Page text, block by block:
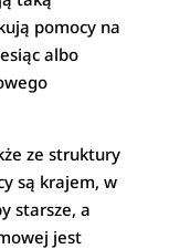
pomocy na
albo
ze struktury
są krajem, w
starsze, a
jest